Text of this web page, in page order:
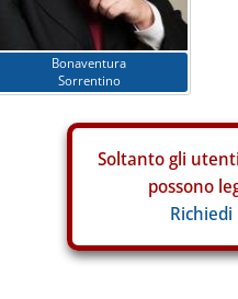
Bonaventura
Sorrentino
Soltanto gli
possono